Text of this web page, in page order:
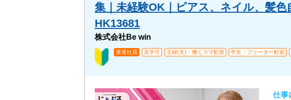
集｜未経験OK｜ピアス、ネイル、髪⾊
HK13681
株式会社Be win
派遣社員 見学可 主婦(夫)・働くママ歓迎 学生・フリーター歓迎
仕事